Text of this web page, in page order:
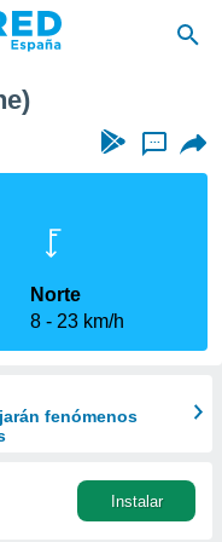
...
Norte
8
23 km/h
fenómenos
Instalar